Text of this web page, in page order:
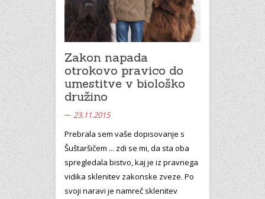
Zakon napada
otrokovo pravico do
umestitve v biološko
družino
23.11.2015
Prebrala sem vaše dopisovanje s
Šuštaršičem ... zdi se mi, da sta oba
spregledala bistvo, kaj je iz pravnega
vidika sklenitev zakonske zveze. Po
svoji naravi je namreč sklenitev